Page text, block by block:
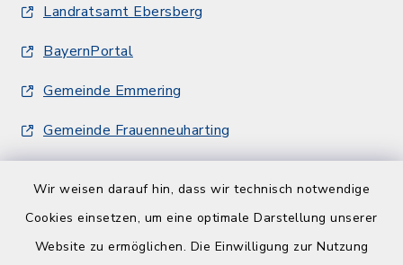
Wir weisen darauf hin, dass wir technisch notwendige
Cookies einsetzen, um eine optimale Darstellung unserer
Website zu ermöglichen. Die Einwilligung zur Nutzung
Landratsamt Ebersberg
BayernPortal
Gemeinde Emmering
Gemeinde Frauenneuharting